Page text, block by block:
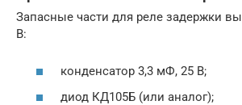
Запасные части для реле задержки
В:
конденсатор 3,3 мФ, 25 В;
диод КД105Б (или аналог);